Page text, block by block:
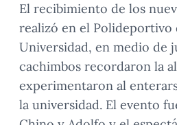
El recibimiento de los
realizó en el Polideportivo
Universidad, en medio de
cachimbos recordaron la
experimentaron al
la universidad. El evento